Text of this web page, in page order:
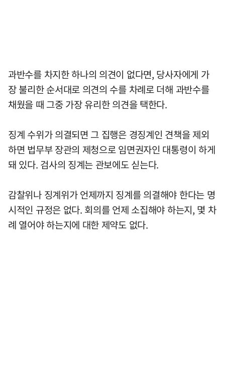
과반수를 차지한 하나의 의견이 없다면, 당사자에게 가
장 불리한 순서대로 의견의 수를 차례로 더해 과반수를
채웠을 때 그중 가장 유리한 의견을 택한다.
징계 수위가 의결되면 그 집행은 경징계인 견책을 제외
하면 법무부 장관의 제청으로 임면권자인 대통령이 하게
돼 있다. 검사의 징계는 관보에도 싣는다.
감찰위나 징계위가 언제까지 징계를 의결해야 한다는 명
시적인 규정은 없다. 회의를 언제 소집해야 하는지, 몇 차
례 열어야 하는지에 대한 제약도 없다.